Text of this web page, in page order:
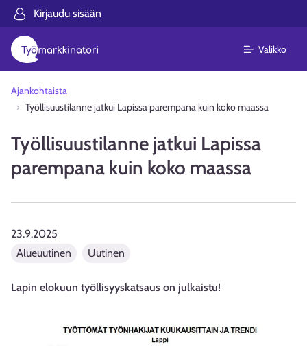
Kirjaudu sisään
Valikko
Ajankohtaista
Työllisuustilanne jatkui Lapissa parempana kuin koko maassa
Työllisuustilanne jatkui Lapissa
parempana kuin koko maassa
23.9.2025
Alueuutinen
Uutinen
Lapin elokuun työllisyyskatsaus on julkaistu!